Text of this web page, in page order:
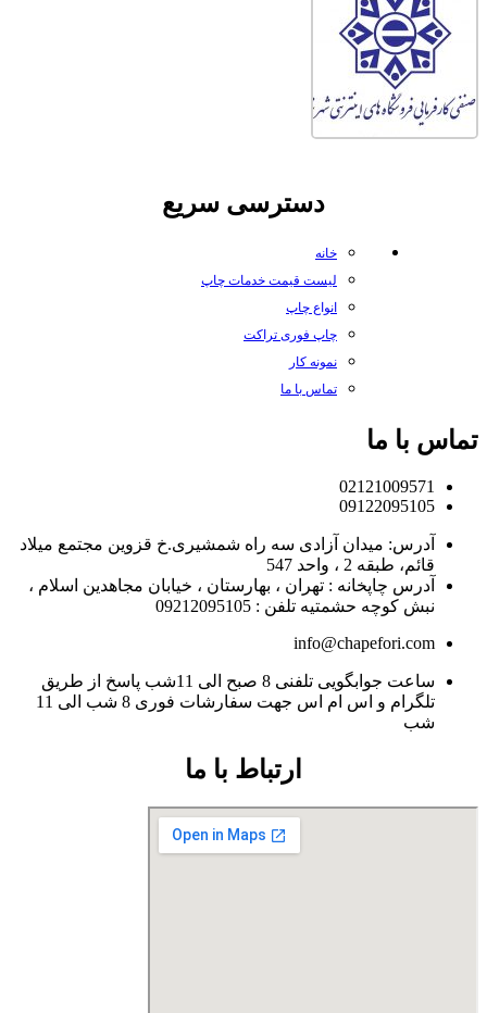
دسترسی سریع
خانه
لیست قیمت خدمات چاپ
انواع چاپ
چاپ فوری تراکت
نمونه کار
تماس با ما
تماس با ما
02121009571
09122095105
آدرس: میدان آزادی سه راه شمشیری.خ قزوین مجتمع میلاد
قائم، طبقه 2 ، واحد 547
آدرس چاپخانه : تهران ، بهارستان ، خیابان مجاهدین اسلام ،
نبش کوچه حشمتیه تلفن : 09212095105
info@chapefori.com
ساعت جوابگویی تلفنی 8 صبح الی 11شب پاسخ از طریق
تلگرام و اس ام اس جهت سفارشات فوری 8 شب الی 11
شب
ارتباط با ما